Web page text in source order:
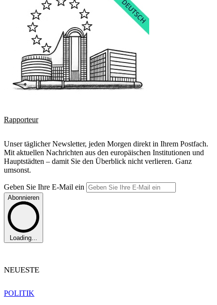
Rapporteur
Unser täglicher Newsletter, jeden Morgen direkt in Ihrem Postfach.
Mit aktuellen Nachrichten aus den europäischen Institutionen und
Hauptstädten – damit Sie den Überblick nicht verlieren. Ganz
umsonst.
Geben Sie Ihre E-Mail ein
Abonnieren
Loading...
NEUESTE
POLITIK